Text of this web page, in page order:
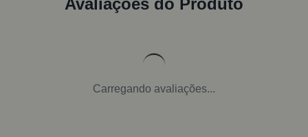
Avaliações do Produto
Carregando avaliações...